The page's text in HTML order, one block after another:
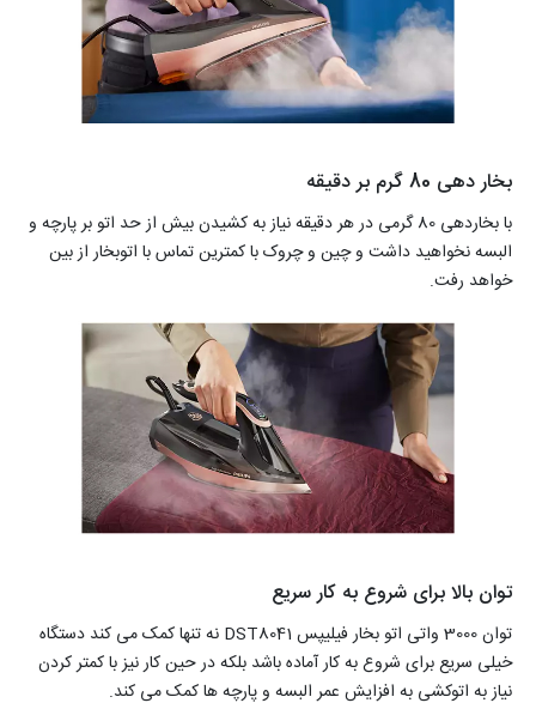
بخار دهی 80 گرم بر دقیقه
با بخاردهی 80 گرمی در هر دقیقه نیاز به کشیدن بیش از حد اتو بر پارچه و
البسه نخواهید داشت و چین و چروک با کمترین تماس با اتوبخار از بین
خواهد رفت.
توان بالا برای شروع به کار سریع
توان 3000 واتی اتو بخار فیلیپس DST8041 نه تنها کمک می کند دستگاه
خیلی سریع برای شروع به کار آماده باشد بلکه در حین کار نیز با کمتر کردن
نیاز به اتوکشی به افزایش عمر البسه و پارچه ها کمک می کند.